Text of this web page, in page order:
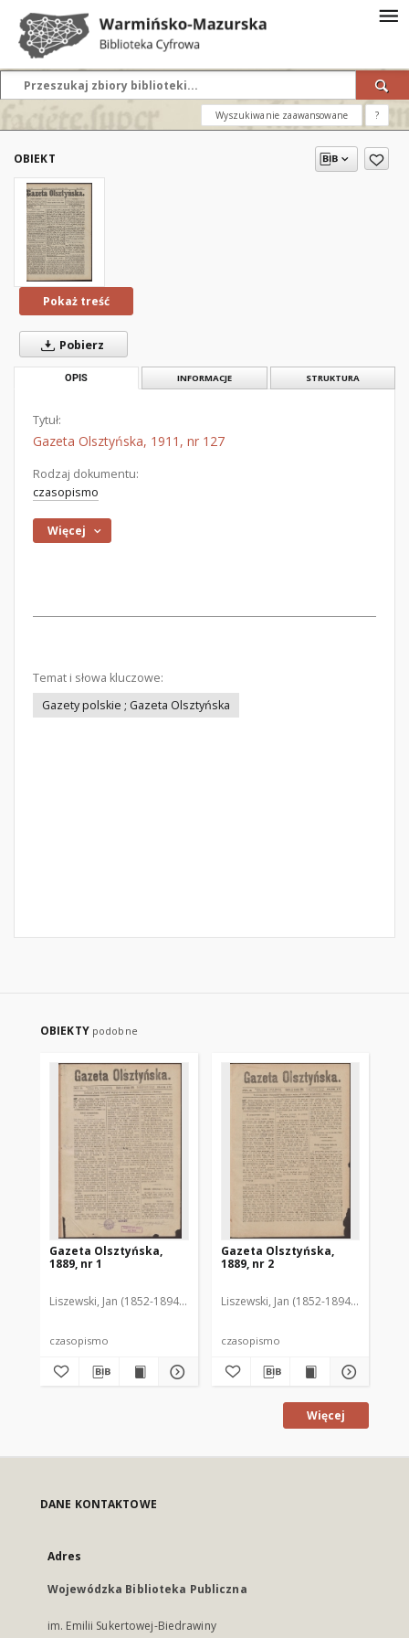
Wyszukiwanie zaawansowane ?
OBIEKT
Pokaż treść
Pobierz
OPIS INFORMACJE STRUKTURA
Tytuł:
Gazeta Olsztyńska, 1911, nr 127
Rodzaj dokumentu:
czasopismo
Więcej
Temat i słowa kluczowe:
Gazety polskie ; Gazeta Olsztyńska
OBIEKTY podobne
Gazeta Olsztyńska,
1889, nr 1
Liszewski, Jan (1852-1894). Red.
czasopismo
Gazeta Olsztyńska,
1889, nr 2
Liszewski, Jan (1852-1894). Red.
czasopismo
Więcej
DANE KONTAKTOWE
Adres
Wojewódzka Biblioteka Publiczna
im. Emilii Sukertowej-Biedrawiny